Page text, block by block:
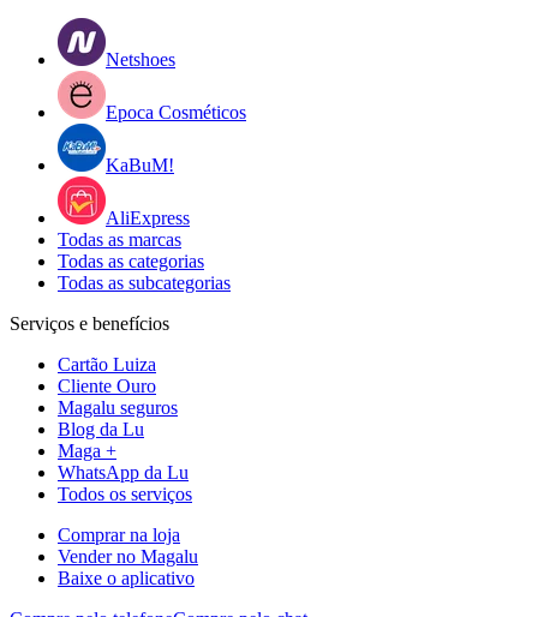
Netshoes
Epoca Cosméticos
KaBuM!
AliExpress
Todas as marcas
Todas as categorias
Todas as subcategorias
Serviços e benefícios
Cartão Luiza
Cliente Ouro
Magalu seguros
Blog da Lu
Maga +
WhatsApp da Lu
Todos os serviços
Comprar na loja
Vender no Magalu
Baixe o aplicativo